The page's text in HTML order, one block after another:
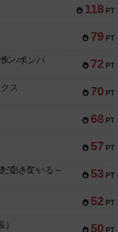
118 PT
79 PT
72 PT
・ボンバ
70 PT
ス
68 PT
57 PT
53 PT
生きている～
52 PT
50